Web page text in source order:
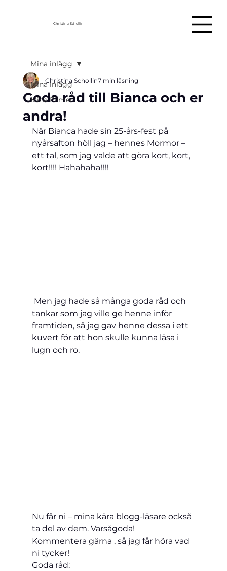
Christina Schollin
Mina inlägg
Mina Filmer
Mina inlägg
Goda råd till Bianca och er
andra!
Christina Schollin7 min läsning
När Bianca hade sin 25-års-fest på
nyårsafton höll jag – hennes Mormor –
ett tal, som jag valde att göra kort, kort,
kort!!!! Hahahaha!!!!
Men jag hade så många goda råd och
tankar som jag ville ge henne inför
framtiden, så jag gav henne dessa i ett
kuvert för att hon skulle kunna läsa i
lugn och ro.
Nu får ni – mina kära blogg-läsare också
ta del av dem. Varsågoda!
Kommentera gärna , så jag får höra vad
ni tycker!
Goda råd: